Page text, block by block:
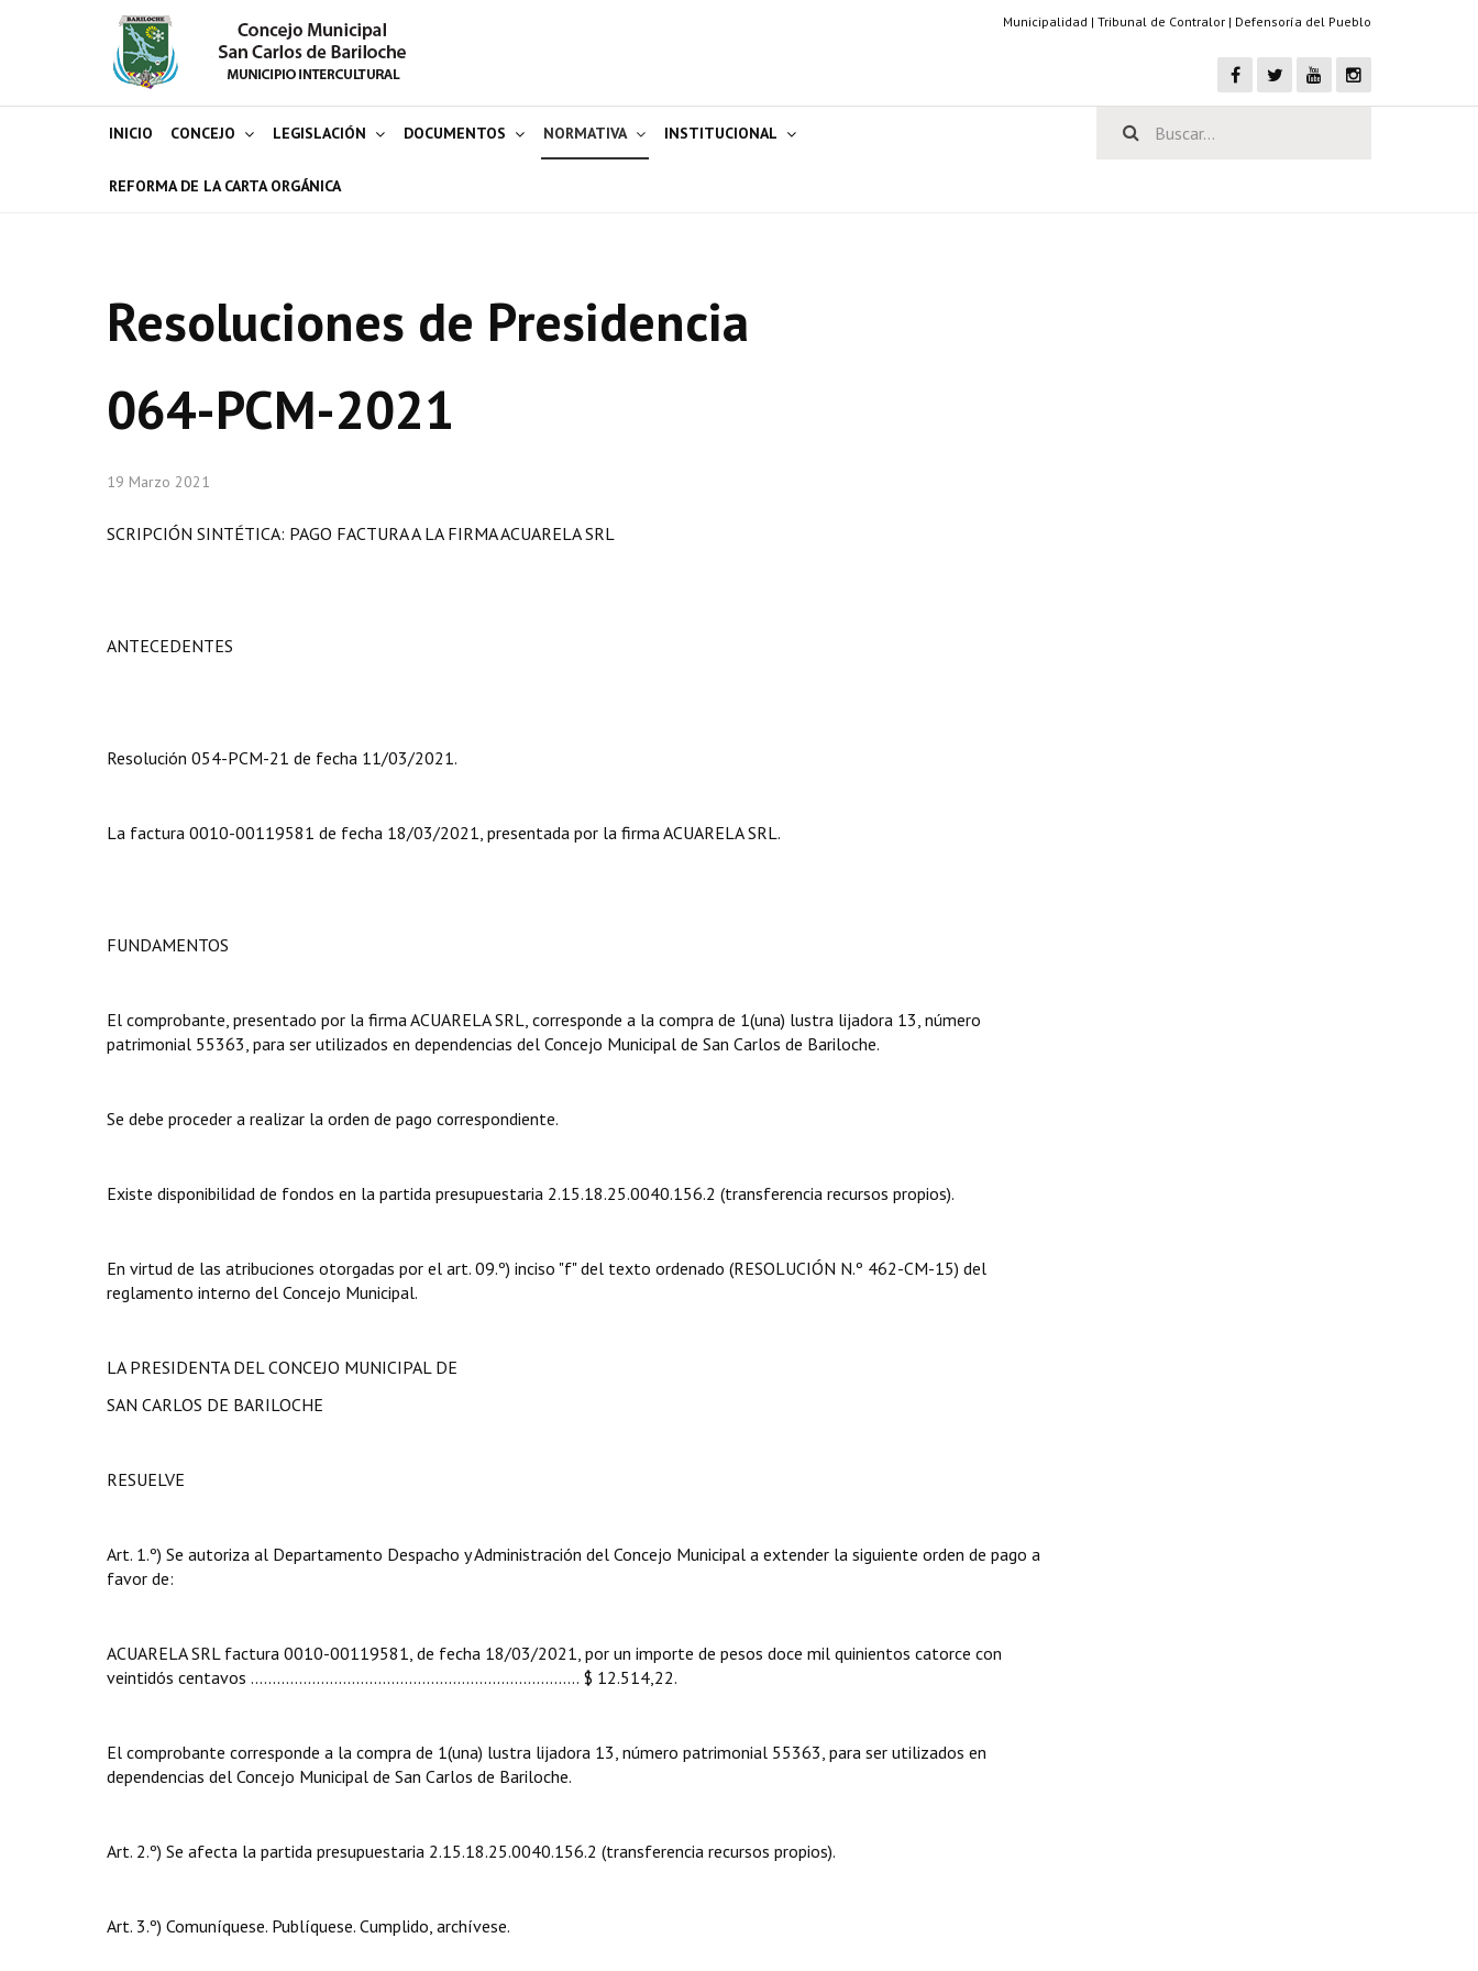
Municipalidad | Tribunal de Contralor | Defensoría del Pueblo
INICIO CONCEJO LEGISLACIÓN DOCUMENTOS NORMATIVA INSTITUCIONAL
REFORMA DE LA CARTA ORGÁNICA
Resoluciones de Presidencia
064-PCM-2021
19 Marzo 2021
SCRIPCIÓN SINTÉTICA: PAGO FACTURA A LA FIRMA ACUARELA SRL
ANTECEDENTES
Resolución 054-PCM-21 de fecha 11/03/2021.
La factura 0010-00119581 de fecha 18/03/2021, presentada por la firma ACUARELA SRL.
FUNDAMENTOS
El comprobante, presentado por la firma ACUARELA SRL, corresponde a la compra de 1(una) lustra lijadora 13, número
patrimonial 55363, para ser utilizados en dependencias del Concejo Municipal de San Carlos de Bariloche.
Se debe proceder a realizar la orden de pago correspondiente.
Existe disponibilidad de fondos en la partida presupuestaria 2.15.18.25.0040.156.2 (transferencia recursos propios).
En virtud de las atribuciones otorgadas por el art. 09.º) inciso "f" del texto ordenado (RESOLUCIÓN N.º 462-CM-15) del
reglamento interno del Concejo Municipal.
LA PRESIDENTA DEL CONCEJO MUNICIPAL DE
SAN CARLOS DE BARILOCHE
RESUELVE
Art. 1.º) Se autoriza al Departamento Despacho y Administración del Concejo Municipal a extender la siguiente orden de pago a
favor de:
ACUARELA SRL factura 0010-00119581, de fecha 18/03/2021, por un importe de pesos doce mil quinientos catorce con
veintidós centavos ..........……....…...........………………....................... $ 12.514,22.
El comprobante corresponde a la compra de 1(una) lustra lijadora 13, número patrimonial 55363, para ser utilizados en
dependencias del Concejo Municipal de San Carlos de Bariloche.
Art. 2.º) Se afecta la partida presupuestaria 2.15.18.25.0040.156.2 (transferencia recursos propios).
Art. 3.º) Comuníquese. Publíquese. Cumplido, archívese.